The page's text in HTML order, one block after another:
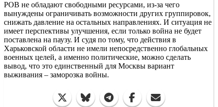
РОВ не обладают свободными ресурсами, из-за чего
вынуждены ограничивать возможности других группировок,
снижать давление на остальных направлениях. И ситуация не
имеет перспективы улучшения, если только война не будет
поставлена на паузу. И судя по тому, что действия в
Харьковской области не имели непосредственно глобальных
военных целей, а именно политические, можно сделать
вывод, что это единственный для Москвы вариант
выживания – заморозка войны.